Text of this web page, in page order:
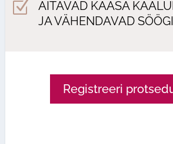
Z
AITAVAD KAASA
JA VÄHENDAVAD
Registreeri